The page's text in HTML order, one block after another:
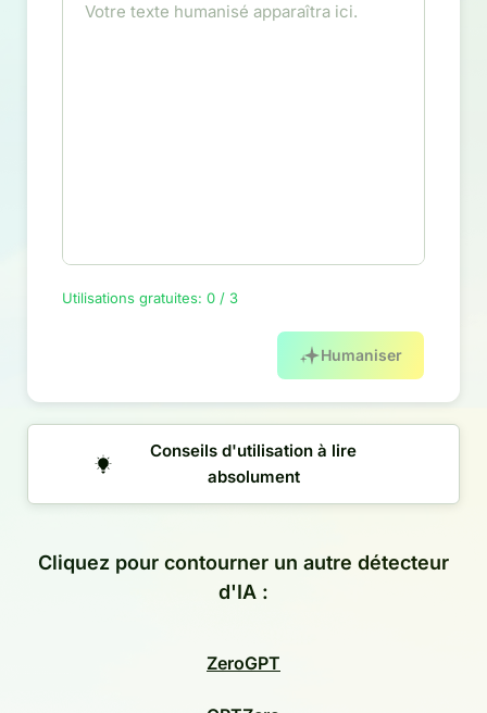
Votre texte humanisé apparaîtra ici.
Utilisations gratuites: 0 / 3
Humaniser
Conseils d'utilisation à lire
absolument
Cliquez pour contourner un autre détecteur
d'IA :
ZeroGPT